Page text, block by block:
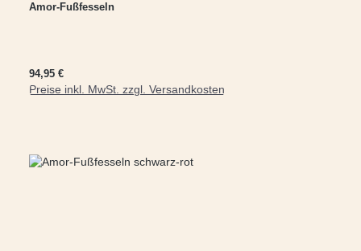
Amor-Fußfesseln
Regulärer Preis:
94,95 €
Preise inkl. MwSt. zzgl. Versandkosten
In den Warenkorb